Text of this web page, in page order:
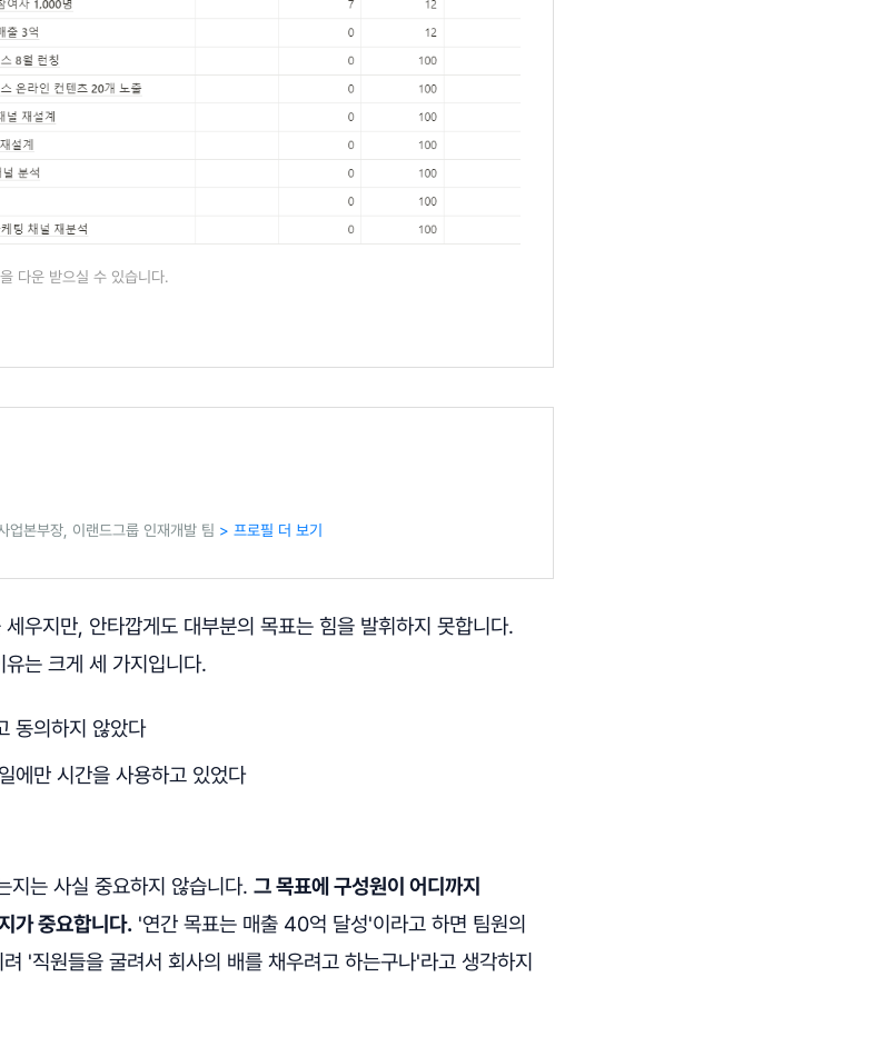
다운 받으실 수 있습니다.
업본부장, 이랜드그룹 인재개발 팀 > 프로필 더 보기
우지만, 안타깝게도 대부분의 목표는 힘을 발휘하지 못합니다.
는 크게 세 가지입니다.
동의하지 않았다
에만 시간을 사용하고 있었다
지는 사실 중요하지 않습니다. 그 목표에 구성원이 어디까지
가 중요합니다. '연간 목표는 매출 40억 달성'이라고 하면 팀원의
'직원들을 굴려서 회사의 배를 채우려고 하는구나'라고 생각하지